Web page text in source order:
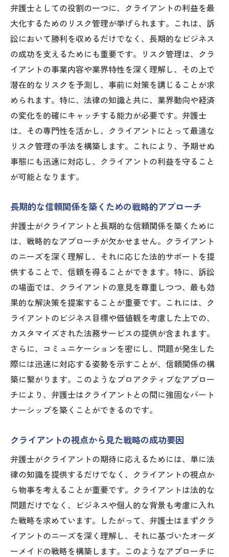
弁護士としての役割の一つに、クライアントの利益を最
大化するためのリスク管理が挙げられます。これは、訴
訟において勝利を収めるだけでなく、長期的なビジネス
の成功を支えるためにも重要です。リスク管理は、クラ
イアントの事業内容や業界特性を深く理解し、その上で
潜在的なリスクを予測し、事前に対策を講じることが求
められます。特に、法律の知識と共に、業界動向や経済
の変化を的確にキャッチする能力が必要です。弁護士
は、その専門性を活かし、クライアントにとって最適な
リスク管理の手法を構築します。これにより、予期せぬ
事態にも迅速に対応し、クライアントの利益を守ること
が可能となります。
長期的な信頼関係を築くための戦略的アプローチ
弁護士がクライアントと長期的な信頼関係を築くために
は、戦略的なアプローチが欠かせません。クライアント
のニーズを深く理解し、それに応じた法的サポートを提
供することで、信頼を得ることができます。特に、訴訟
の場面では、クライアントの意見を尊重しつつ、最も効
果的な解決策を提案することが重要です。これには、ク
ライアントのビジネス目標や価値観を考慮した上での、
カスタマイズされた法務サービスの提供が含まれます。
さらに、コミュニケーションを密にし、問題が発生した
際には迅速に対応する姿勢を示すことが、信頼関係の構
築に繋がります。このようなプロアクティブなアプロー
チにより、弁護士はクライアントとの間に強固なパート
ナーシップを築くことができるのです。
クライアントの視点から見た戦略の成功要因
弁護士がクライアントの期待に応えるためには、単に法
律の知識を提供するだけでなく、クライアントの視点か
ら物事を考えることが重要です。クライアントは法的な
問題だけでなく、ビジネスや個人的な背景も考慮に入れ
た戦略を求めています。したがって、弁護士はまずクラ
イアントのニーズを深く理解し、それに基づいたオーダ
ーメイドの戦略を構築します。このようなアプローチに